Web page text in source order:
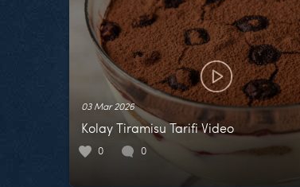
03 Mar 2026
Kolay Tiramisu Tarifi Video
0 0